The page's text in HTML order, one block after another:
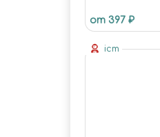
от 397 ₽
icm